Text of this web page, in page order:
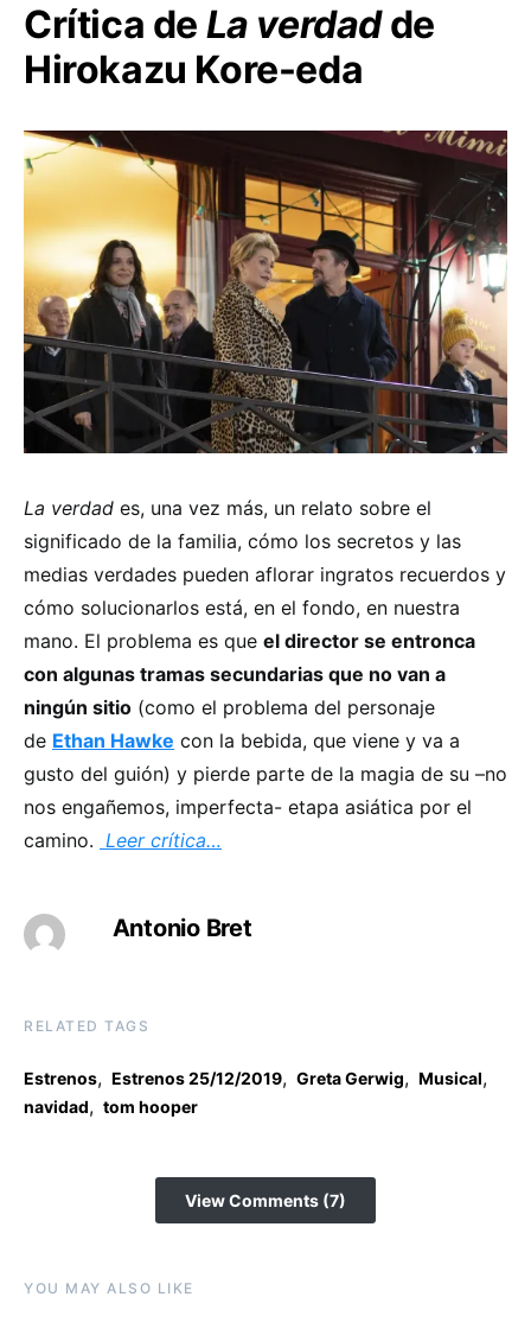
Crítica de La verdadde
Hirokazu Kore-eda
La verdad es, una vez más, un relato sobre el
significado de la familia, cómo los secretos y las
medias verdades pueden aflorar ingratos recuerdos y
cómo solucionarlos está, en el fondo, en nuestra
mano. El problema es que el director se entronca
con algunas tramas secundarias que no van a
ningún sitio (como el problema del personaje
de Ethan Hawke con la bebida, que viene y va a
gusto del guión) y pierde parte de la magia de su –no
nos engañemos, imperfecta- etapa asiática por el
camino. Leer crítica…
Antonio Bret
RELATED TAGS
Estrenos, Estrenos 25/12/2019, Greta Gerwig, Musical,
navidad, tom hooper
View Comments (7)
YOU MAY ALSO LIKE